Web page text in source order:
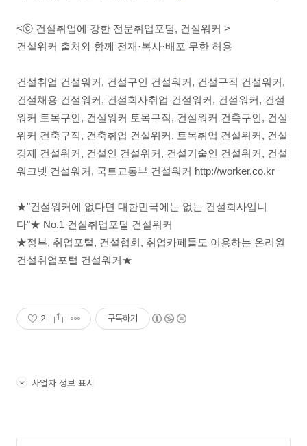
<ⓒ 건설취업에 강한 전문취업포털, 건설워커 >
건설워커 출처와 함께 전재·복사·배포 무한 허용
건설취업 건설워커, 건설구인 건설워커, 건설구직 건설워커,
건설채용 건설워커, 건설회사취업 건설워커, 건설워커, 건설
워커 토목구인, 건설워커 토목구직, 건설워커 건축구인, 건설
워커 건축구직, 건축취업 건설워커, 토목취업 건설워커, 건설
경제 건설워커, 건설인 건설워커, 건설기술인 건설워커, 건설
워크넷 건설워커, 국토교통부 건설워커 http://worker.co.kr
★"건설워커에 없다면 대한민국에는 없는 건설회사입니
다"★ No.1 건설취업포털 건설워커
★정부, 취업포털, 건설협회, 취업카페들도 이용하는 온리원
건설취업포털 건설워커★
2 구독하기
사업자 정보 표시